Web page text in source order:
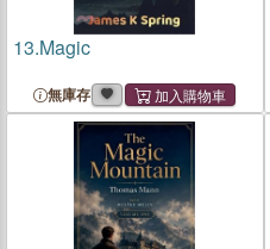
13.Magic
無庫存